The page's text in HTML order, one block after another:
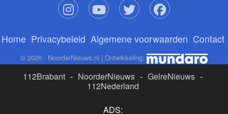
Home Privacybeleid Algemene voorwaarden Contact
© 2026 - NoorderNieuws.nl | Ontwikkeling:
112Brabant - NoorderNieuws - GelreNieuws -
112Nederland
ADS: